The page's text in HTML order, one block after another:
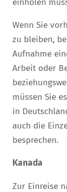
Wenn Sie
zu bleiben,
Aufnahme
Arbeit oder
müssen Sie
in
auch die
besprechen.
Kanada
Zur Einreise